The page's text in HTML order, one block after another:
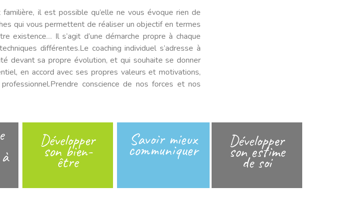
il est possible qu’elle ne vous évoque rien de
qui vous permettent de réaliser un objectif en termes
existence… Il s’agit d’une démarche propre à chaque
différentes.Le coaching individuel s’adresse à
devant sa propre évolution, et qui souhaite se donner
en accord avec ses propres valeurs et motivations,
conscience de nos forces et nos
Développer
son bien-
être
Savoir mieux
communiquer Développer
son estime
de soi